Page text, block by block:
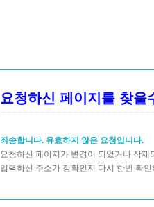
요청하신 페이지를 찾을
죄송합니다. 유효하지 않은 요청입니다.
요청하신 페이지가 변경이 되었거나 삭
입력하신 주소가 정확인지 다시 한번 확